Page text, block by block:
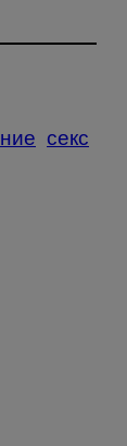
секс